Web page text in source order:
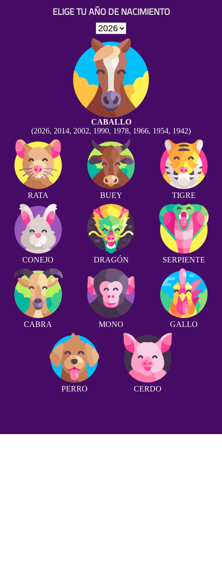
ELIGE TU AÑO DE NACIMIENTO
CABALLO
(2026, 2014, 2002, 1990, 1978, 1966, 1954, 1942)
RATA BUEY TIGRE
CONEJO DRAGÓN SERPIENTE
CABRA MONO GALLO
PERRO CERDO